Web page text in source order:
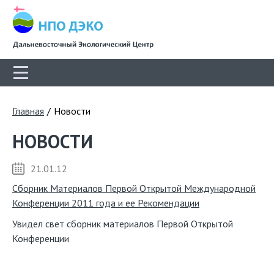
Главная / Новости
НОВОСТИ
21.01.12
Сборник Материалов Первой Открытой Международной
Конференции 2011 года и ее Рекомендации
Увидел свет сборник материалов Первой Открытой
Конференции